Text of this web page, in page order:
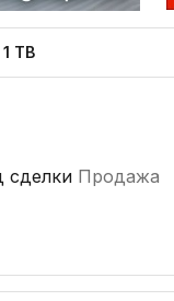
TB
сделки Продажа